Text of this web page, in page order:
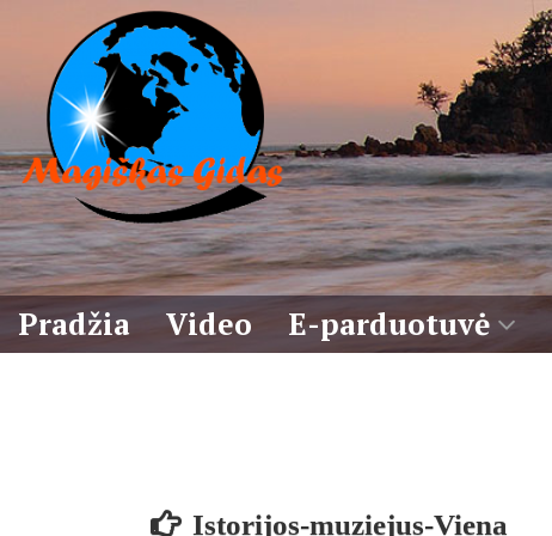
Pradžia Video
E-parduotuvė
Istorijos-muziejus-Viena